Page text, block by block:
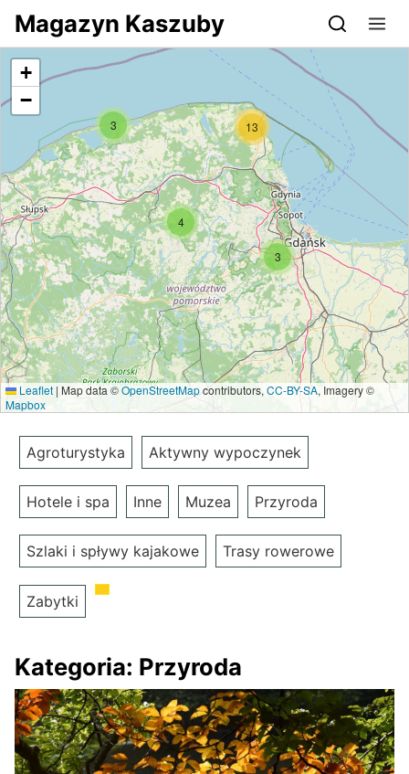
Przejdź do serwisu magazynkaszuby.pl
Magazyn Kaszuby
3
4
13
3
+
−
Leaflet | Map data ©OpenStreetMapcontributors, CC-BY-SA, Imagery ©
Mapbox
Agroturystyka Aktywny wypoczynek
Hotele i spa Inne Muzea Przyroda
Szlaki i spływy kajakowe Trasy rowerowe
Zabytki
Kategoria: Przyroda